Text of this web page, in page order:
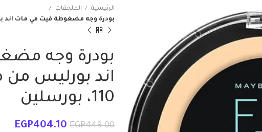
الرئيسية
الملحقات
بودرة وجه مضغوطة فيت مي مات اند بورليس
بودرة وجه
اند بورليس من
110، بورسلين
EGP449.00
EGP404.10